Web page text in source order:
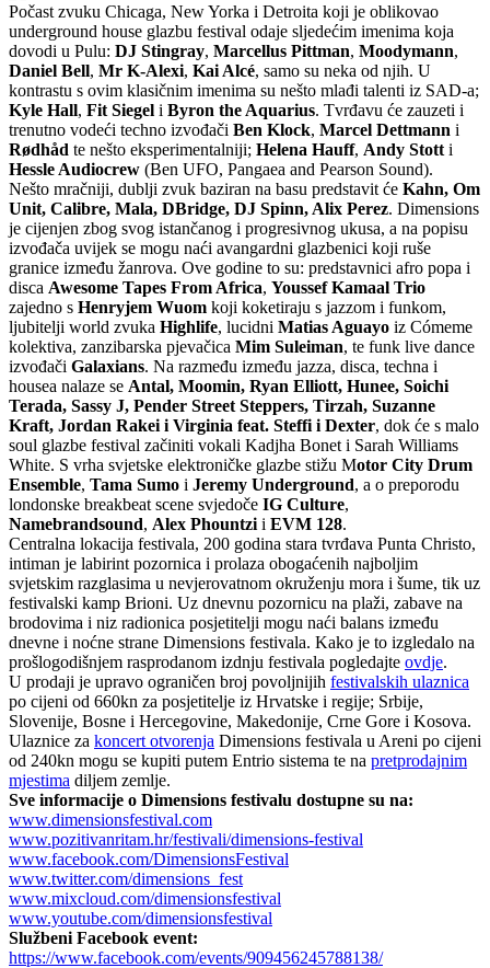
Počast zvuku Chicaga, New Yorka i Detroita koji je oblikovao
underground house glazbu festival odaje sljedećim imenima koja
dovodi u Pulu: DJ Stingray, Marcellus Pittman, Moodymann,
Daniel Bell, Mr K-Alexi, Kai Alcé, samo su neka od njih. U
kontrastu s ovim klasičnim imenima su nešto mlađi talenti iz SAD-a;
Kyle Hall, Fit Siegel i Byron the Aquarius. Tvrđavu će zauzeti i
trenutno vodeći techno izvođači Ben Klock, Marcel Dettmann i
Rødhåd te nešto eksperimentalniji; Helena Hauff, Andy Stott i
Hessle Audiocrew (Ben UFO, Pangaea and Pearson Sound).
Nešto mračniji, dublji zvuk baziran na basu predstavit će Kahn, Om
Unit, Calibre, Mala, DBridge, DJ Spinn, Alix Perez. Dimensions
je cijenjen zbog svog istančanog i progresivnog ukusa, a na popisu
izvođača uvijek se mogu naći avangardni glazbenici koji ruše
granice između žanrova. Ove godine to su: predstavnici afro popa i
disca Awesome Tapes From Africa, Youssef Kamaal Trio
zajedno s Henryjem Wuom koji koketiraju s jazzom i funkom,
ljubitelji world zvuka Highlife, lucidni Matias Aguayo iz Cómeme
kolektiva, zanzibarska pjevačica Mim Suleiman, te funk live dance
izvođači Galaxians. Na razmeđu između jazza, disca, techna i
housea nalaze se Antal, Moomin, Ryan Elliott, Hunee, Soichi
Terada, Sassy J, Pender Street Steppers, Tirzah, Suzanne
Kraft, Jordan Rakei i Virginia feat. Steffi i Dexter, dok će s malo
soul glazbe festival začiniti vokali Kadjha Bonet i Sarah Williams
White. S vrha svjetske elektroničke glazbe stižu Motor City Drum
Ensemble, Tama Sumo i Jeremy Underground, a o preporodu
londonske breakbeat scene svjedoče IG Culture,
Namebrandsound, Alex Phountzi i EVM 128.
Centralna lokacija festivala, 200 godina stara tvrđava Punta Christo,
intiman je labirint pozornica i prolaza obogaćenih najboljim
svjetskim razglasima u nevjerovatnom okruženju mora i šume, tik uz
festivalski kamp Brioni. Uz dnevnu pozornicu na plaži, zabave na
brodovima i niz radionica posjetitelji mogu naći balans između
dnevne i noćne strane Dimensions festivala. Kako je to izgledalo na
prošlogodišnjem rasprodanom izdnju festivala pogledajte ovdje.
U prodaji je upravo ograničen broj povoljnijih festivalskih ulaznica
po cijeni od 660kn za posjetitelje iz Hrvatske i regije; Srbije,
Slovenije, Bosne i Hercegovine, Makedonije, Crne Gore i Kosova.
Ulaznice za koncert otvorenja Dimensions festivala u Areni po cijeni
od 240kn mogu se kupiti putem Entrio sistema te na pretprodajnim
mjestima diljem zemlje.
Sve informacije o Dimensions festivalu dostupne su na:
www.dimensionsfestival.com
www.pozitivanritam.hr/festivali/dimensions-festival
www.facebook.com/DimensionsFestival
www.twitter.com/dimensions_fest
www.mixcloud.com/dimensionsfestival
www.youtube.com/dimensionsfestival
Službeni Facebook event:
https://www.facebook.com/events/909456245788138/